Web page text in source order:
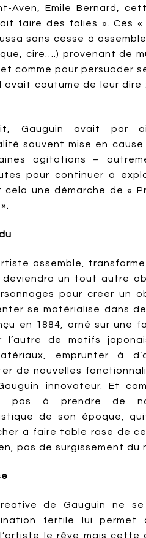
Aven, Emile Bernard,
faire des folies ». Ces
sans cesse à
cire….) provenant de
comme pour persuader
avait coutume de leur dire
Gauguin avait par
souvent mise en
agitations –
pour continuer à
une démarche de «
assemble,
deviendra un tout autre
pour créer un
se matérialise dans
en 1884, orné sur une
de motifs
emprunter à
de nouvelles
innovateur. Et
pas à prendre de
de son époque,
à faire table rase de
pas de surgissement du
de Gauguin ne
fertile lui permet
le rêve mais cette